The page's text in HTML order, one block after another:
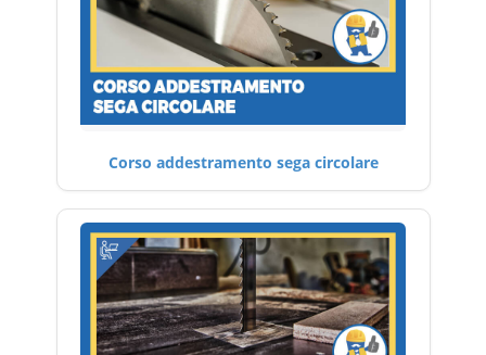
Corso addestramento sega circolare